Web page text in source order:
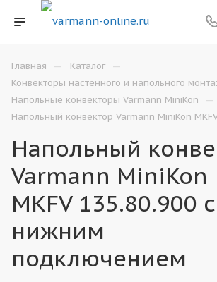
Главная — Каталог —
Конвекторы настенного и напольного
Напольные конвекторы Varmann MiniKon —
Напольный конвектор Varmann MiniKon
Напольный
Varmann MiniKon
MKFV 135.80.900 с
нижним
подключением